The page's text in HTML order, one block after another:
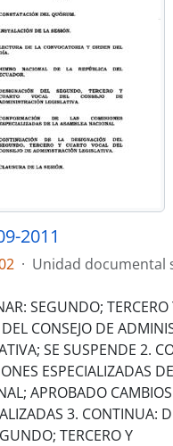
2011
· Unidad documental
SEGUNDO;
CONSEJO DE
SE SUSPENDE 2.
ESPECIALIZADAS
APROBADO
3. CONTINUA:
TERCERO Y